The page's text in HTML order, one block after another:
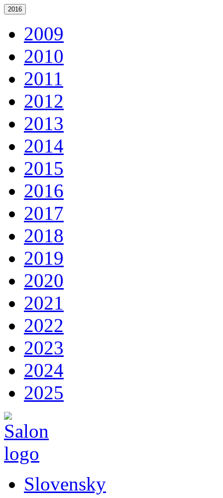
2016
2009
2010
2011
2012
2013
2014
2015
2016
2017
2018
2019
2020
2021
2022
2023
2024
2025
Slovensky